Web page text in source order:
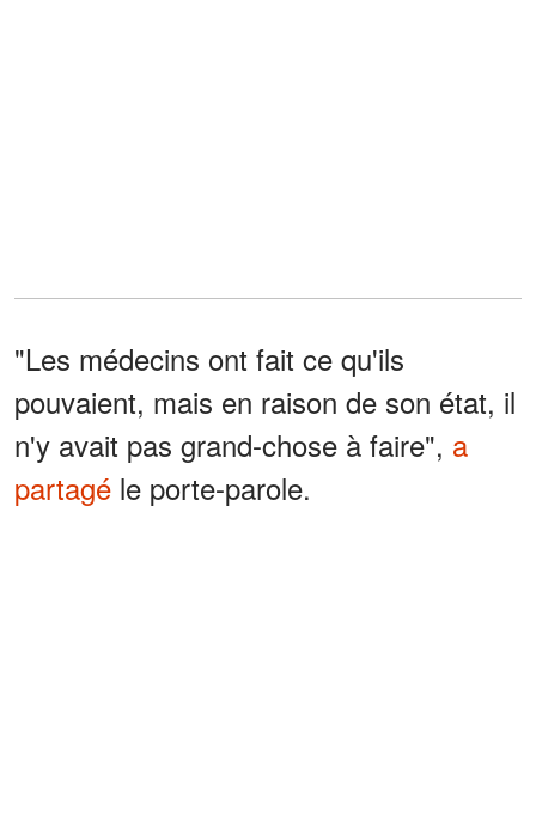
"Les médecins ont fait ce qu'ils
pouvaient, mais en raison de son état, il
n'y avait pas grand-chose à faire", a
partagé le porte-parole.